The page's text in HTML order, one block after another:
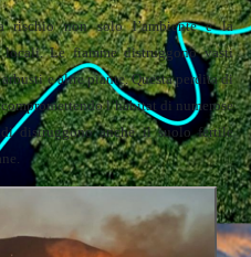
rischio non solo l’ambiente e la
Le fiamme distruggono vasti
e altre piante. Questa perdita di
l’habitat di numerose
distruggono anche il suolo fertile